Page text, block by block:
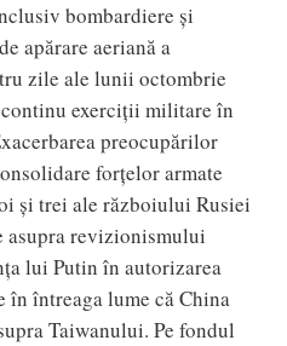
bombardiere și
apărare aeriană a
zile ale lunii octombrie
exerciții militare în
preocupărilor
forțelor armate
și trei ale războiului Rusiei
asupra revizionismului
lui Putin în autorizarea
întreaga lume că China
Taiwanului. Pe fondul